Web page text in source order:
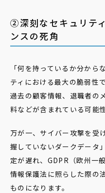
②深刻なセキュリテ
ンスの死角
「何を持っているか分から
ティにおける最大の脆弱性
過去の顧客情報、退職者の
料などが含まれている可能
万が一、サイバー攻撃を受
握していないダークデータ
定が遅れ、GDPR（欧州一
情報保護法に照らした際の
ものになります。